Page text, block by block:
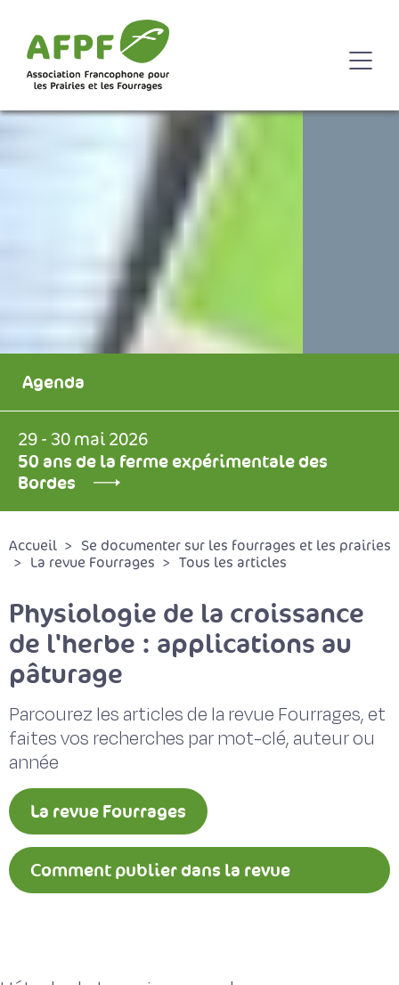
Agenda
29 - 30 mai 2026
50 ans de la ferme expérimentale des
Bordes
Accueil
Se documenter sur les fourrages et les prairies
La revue Fourrages
Tous les articles
Physiologie de la croissance
de l'herbe : applications au
pâturage
Parcourez les articles de la revue Fourrages, et
faites vos recherches par mot-clé, auteur ou
année
La revue Fourrages
Comment publier dans la revue